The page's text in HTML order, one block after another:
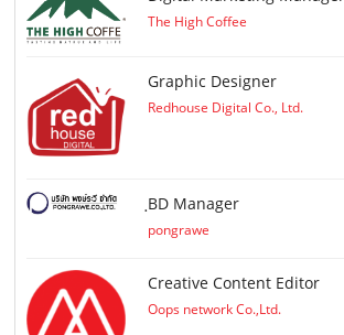
The High Coffee
Graphic Designer
Redhouse Digital Co., Ltd.
ฺBD Manager
pongrawe
Creative Content Editor
Oops network Co.,Ltd.